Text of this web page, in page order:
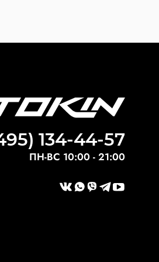
134-44-57
ПН-ВС 10:00 - 21:00